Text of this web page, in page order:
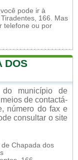
pode ir à
166. Mas
telefone ou por
DOS
do município de
de contactá-
número do fax e
consultar o site
de Chapada dos